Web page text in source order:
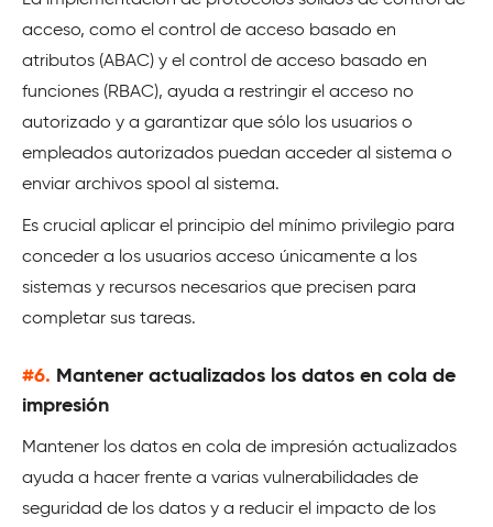
acceso, como el control de acceso basado en
atributos (ABAC) y el control de acceso basado en
funciones (RBAC), ayuda a restringir el acceso no
autorizado y a garantizar que sólo los usuarios o
empleados autorizados puedan acceder al sistema o
enviar archivos spool al sistema.
Es crucial aplicar el principio del mínimo privilegio para
conceder a los usuarios acceso únicamente a los
sistemas y recursos necesarios que precisen para
completar sus tareas.
#6. Mantener actualizados los datos en cola de
impresión
Mantener los datos en cola de impresión actualizados
ayuda a hacer frente a varias vulnerabilidades de
seguridad de los datos y a reducir el impacto de los